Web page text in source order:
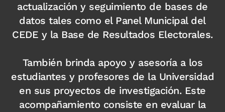
actualización y seguimiento de bases de
datos tales como el Panel Municipal del
CEDE y la Base de Resultados Electorales.
También brinda apoyo y asesoría a los
estudiantes y profesores de la Universidad
en sus proyectos de investigación. Este
acompañamiento consiste en evaluar la